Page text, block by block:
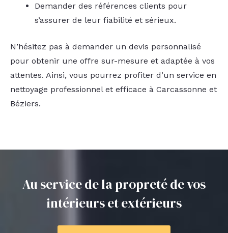
Demander des références clients pour
s’assurer de leur fiabilité et sérieux.
N’hésitez pas à demander un devis personnalisé
pour obtenir une offre sur-mesure et adaptée à vos
attentes. Ainsi, vous pourrez profiter d’un service en
nettoyage professionnel et efficace à Carcassonne et
Béziers.
Au service de la propreté de vos
intérieurs et extérieurs